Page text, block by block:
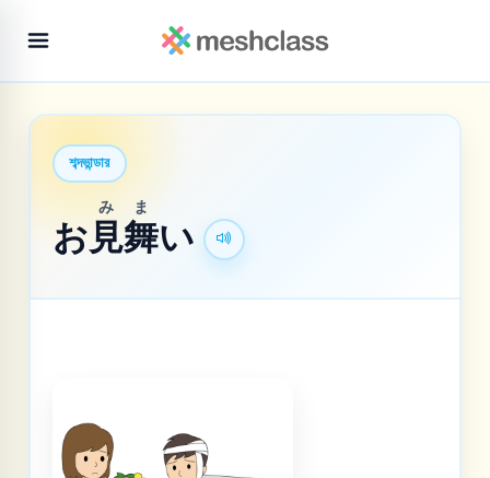
শব্দভান্ডার
お見舞
みま
い